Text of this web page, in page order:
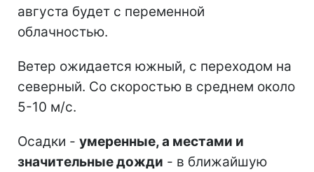
августа будет с переменной
облачностью.
Ветер ожидается южный, с переходом на
северный. Со скоростью в среднем около
5-10 м/с.
Осадки - умеренные, а местами и
значительные дожди - в ближайшую